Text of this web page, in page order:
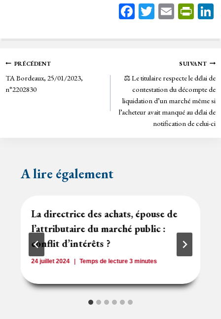
Fa
bo
T
tt
E
ail
Pr
tF
rie
n
dl
y
Navigation
de
PRÉCÉDENT
TA Bordeaux, 25/01/2023,
n°2202830
SUIVANT
⚖️ Le titulaire respecte le délai de
contestation du décompte de
liquidation d’un marché même si
l’acheteur avait manqué au délai de
notification de celui-ci
A lire également
La directrice des achats, épouse de
l’attributaire du marché public :
conflit d’intérêts ?
24 juillet 2024 Temps de lecture 3minutes